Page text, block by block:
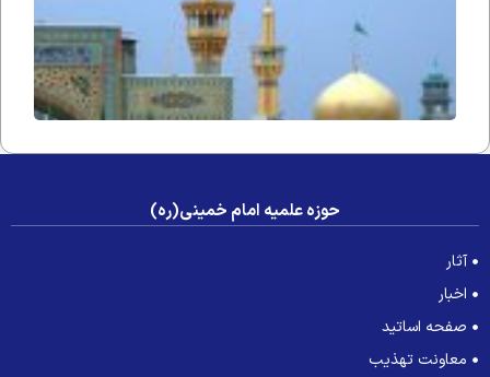
حوزه علمیه امام خمینی(ره)
آثار
اخبار
صفحه اساتید
معاونت تهذیب